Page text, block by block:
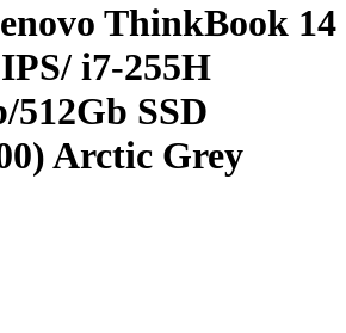
ThinkBook 14
i7-255H
SSD
Arctic Grey